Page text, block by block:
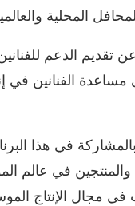
المحلية
تقديم الدعم
الفنانين في
في هذا البرنامج
في عالم
مجال الإنتاج